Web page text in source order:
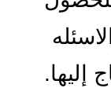
إليها.